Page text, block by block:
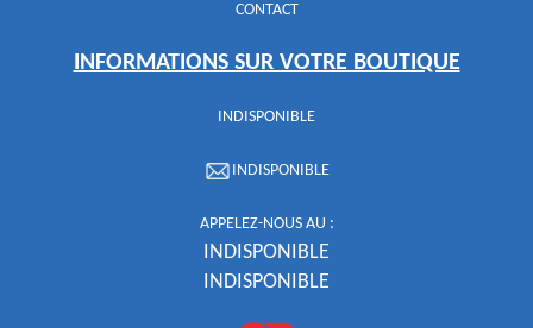
CONTACT
INFORMATIONS SUR VOTRE BOUTIQUE
INDISPONIBLE
INDISPONIBLE
APPELEZ-NOUS AU :
INDISPONIBLE
INDISPONIBLE